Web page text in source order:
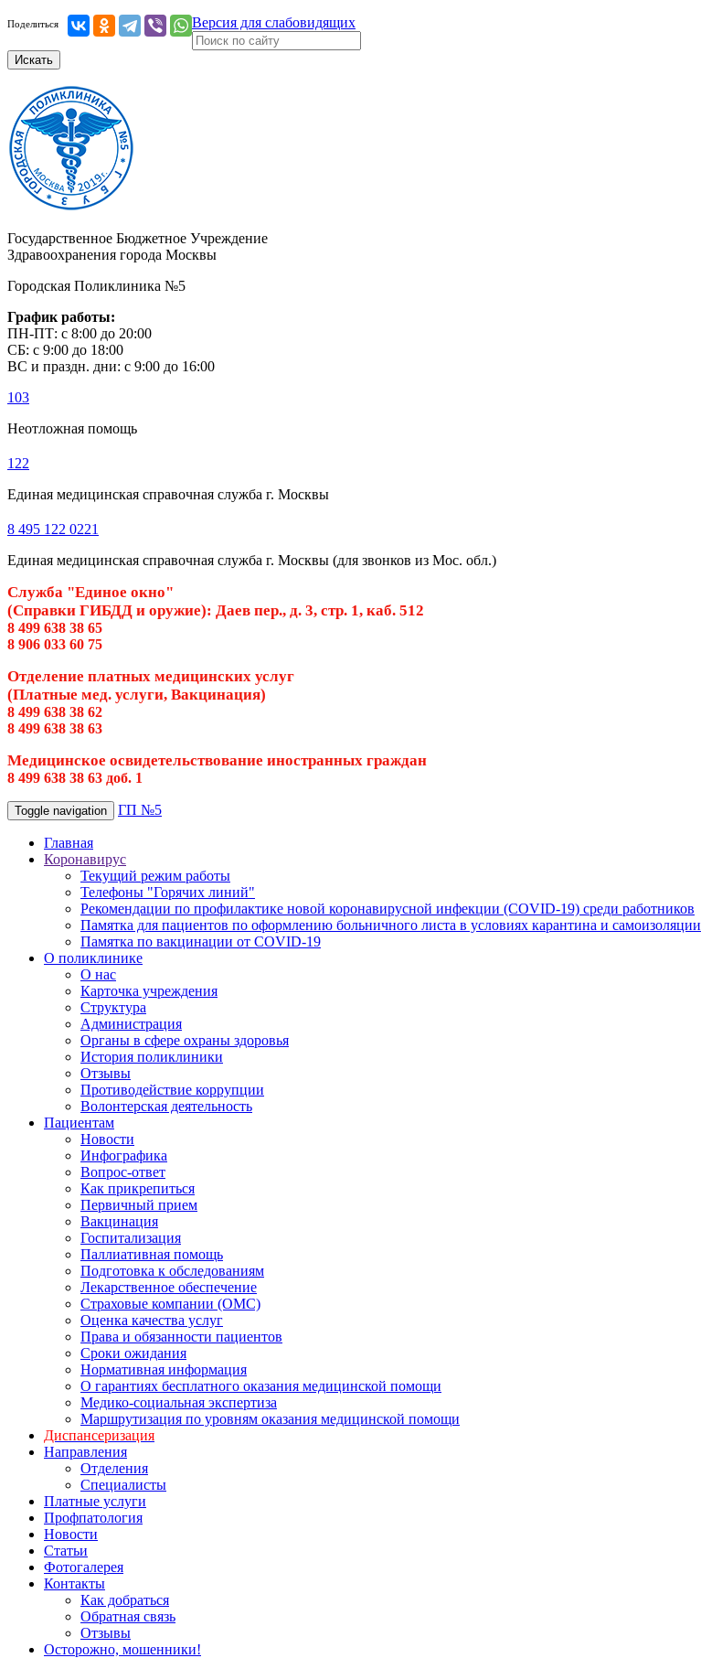
Поделиться Версия для слабовидящих
Искать
Государственное Бюджетное Учреждение
Здравоохранения города Москвы
Городская Поликлиника №5
График работы:
ПН-ПТ: с 8:00 до 20:00
СБ: с 9:00 до 18:00
ВС и праздн. дни: с 9:00 до 16:00
103
Неотложная помощь
122
Единая медицинская справочная служба г. Москвы
8 495 122 0221
Единая медицинская справочная служба г. Москвы (для звонков из Мос. обл.)
Служба "Единое окно"
(Справки ГИБДД и оружие): Даев пер., д. 3, стр. 1, каб. 512
8 499 638 38 65
8 906 033 60 75
Отделение платных медицинских услуг
(Платные мед. услуги, Вакцинация)
8 499 638 38 62
8 499 638 38 63
Медицинское освидетельствование иностранных граждан
8 499 638 38 63 доб. 1
Toggle navigation ГП №5
Главная
Коронавирус
Текущий режим работы
Телефоны "Горячих линий"
Рекомендации по профилактике новой коронавирусной инфекции (COVID-19) среди работников
Памятка для пациентов по оформлению больничного листа в условиях карантина и самоизоляции
Памятка по вакцинации от COVID-19
О поликлинике
О нас
Карточка учреждения
Структура
Администрация
Органы в сфере охраны здоровья
История поликлиники
Отзывы
Противодействие коррупции
Волонтерская деятельность
Пациентам
Новости
Инфографика
Вопрос-ответ
Как прикрепиться
Первичный прием
Вакцинация
Госпитализация
Паллиативная помощь
Подготовка к обследованиям
Лекарственное обеспечение
Страховые компании (ОМС)
Оценка качества услуг
Права и обязанности пациентов
Сроки ожидания
Нормативная информация
О гарантиях бесплатного оказания медицинской помощи
Медико-социальная экспертиза
Маршрутизация по уровням оказания медицинской помощи
Диспансеризация
Направления
Отделения
Специалисты
Платные услуги
Профпатология
Новости
Статьи
Фотогалерея
Контакты
Как добраться
Обратная связь
Отзывы
Осторожно, мошенники!